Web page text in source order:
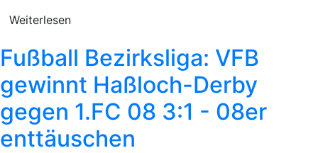
Weiterlesen
Fußball Bezirksliga: VFB
gewinnt Haßloch-Derby
gegen 1.FC 08 3:1 - 08er
enttäuschen